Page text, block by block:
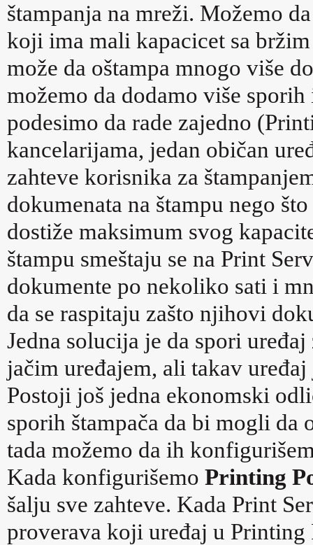
štampanja na mreži. Možemo
koji ima mali kapacicet sa
može da oštampa mnogo više
možemo da dodamo više
podesimo da rade zajedno
kancelarijama, jedan običan
zahteve korisnika za
dokumenata na štampu nego
dostiže maksimum svog
štampu smeštaju se na Print
dokumente po nekoliko sati i
da se raspitaju zašto njihovi
Jedna solucija je da spori
jačim uređajem, ali takav
Postoji još jedna ekonomski
sporih štampača da bi mogli da
tada možemo da ih
Kada konfigurišemo Printing
šalju sve zahteve. Kada Print
proverava koji uređaj u